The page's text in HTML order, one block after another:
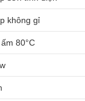
không gỉ
80°C